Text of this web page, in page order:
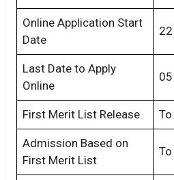
Online Application Start
Date
Last Date to Apply
Online
First Merit List Release
Admission Based on
First Merit List